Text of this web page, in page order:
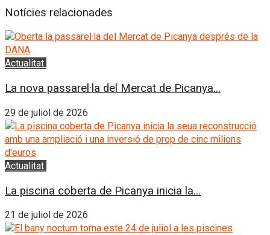
Notícies relacionades
Actualitat
La nova passarel·la del Mercat de Picanya...
29 de juliol de 2026
Actualitat
La piscina coberta de Picanya inicia la...
21 de juliol de 2026